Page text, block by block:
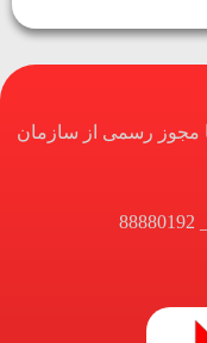
مجوز رسمی از سازمان